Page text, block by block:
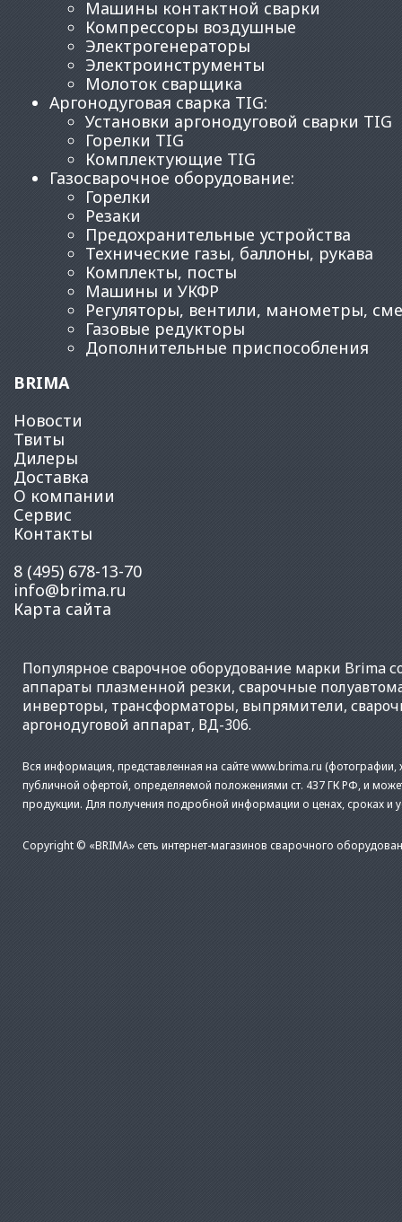
Машины контактной сварки
Компрессоры воздушные
Электрогенераторы
Электроинструменты
Молоток сварщика
Аргонодуговая сварка TIG:
Установки аргонодуговой сварки TIG
Горелки TIG
Комплектующие TIG
Газосварочное оборудование:
Горелки
Резаки
Предохранительные устройства
Технические газы, баллоны, рукава
Комплекты, посты
Машины и УКФР
Регуляторы, вентили, манометры,
Газовые редукторы
Дополнительные приспособления
BRIMA
Новости
Твиты
Дилеры
Доставка
О компании
Сервис
Контакты
8 (495) 678-13-70
info@brima.ru
Карта сайта
Популярноесварочное оборудование марки Brima
аппараты плазменной резки, сварочные
инверторы, трансформаторы, выпрямители,
аргонодуговой аппарат, ВД-306.
Вся информация, представленная на сайте www.brima.ru (фотографии,
публичной офертой, определяемой положениями ст. 437 ГК РФ, и
продукции. Для получения подробной информации о ценах, сроках и
Copyright © «BRIMA» сеть интернет-магазинов сварочного